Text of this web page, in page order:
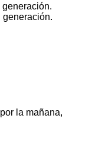
generación.
la mañana,